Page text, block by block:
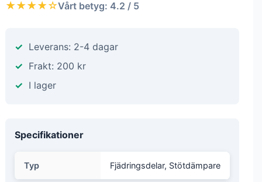
★★★★☆Vårt betyg: 4.2 / 5
Leverans: 2-4 dagar
Frakt: 200 kr
I lager
Specifikationer
Typ Fjädringsdelar, Stötdämpare